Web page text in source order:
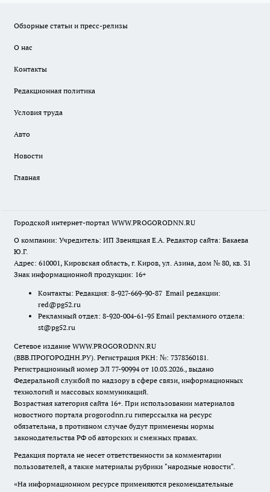
Обзорные статьи и пресс-релизы
О нас
Контакты
Редакционная политика
Условия труда
Авто
Новости
Главная
Городской интернет-портал WWW.PROGORODNN.RU
О компании: Учредитель: ИП Звеняцкая Е.А. Редактор сайта: Бакаева
Ю.Г.
Адрес: 610001, Кировская область, г. Киров, ул. Азина, дом № 80, кв. 31
Знак информационной продукции: 16+
Контакты: Редакция: 8-927-669-90-87 Email редакции:
red@pg52.ru
Рекламный отдел: 8-920-004-61-95 Email рекламного отдела:
st@pg52.ru
Сетевое издание WWW.PROGORODNN.RU
(ВВВ.ПРОГОРОДНН.РУ). Регистрация РКН: №: 7378360181.
Регистрационный номер ЭЛ 77-90994 от 10.03.2026., выдано
Федеральной службой по надзору в сфере связи, информационных
технологий и массовых коммуникаций.
Возрастная категория сайта 16+. При использовании материалов
новостного портала progorodnn.ru гиперссылка на ресурс
обязательна, в противном случае будут применены нормы
законодательства РФ об авторских и смежных правах.
Редакция портала не несет ответственности за комментарии
пользователей, а также материалы рубрики "народные новости".
«На информационном ресурсе применяются рекомендательные